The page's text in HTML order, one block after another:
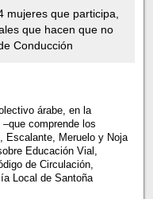
mujeres que participa,
que hacen que no
Conducción
árabe, en la
comprende los
Escalante, Meruelo y Noja
Educación Vial,
de Circulación,
Local de Santoña